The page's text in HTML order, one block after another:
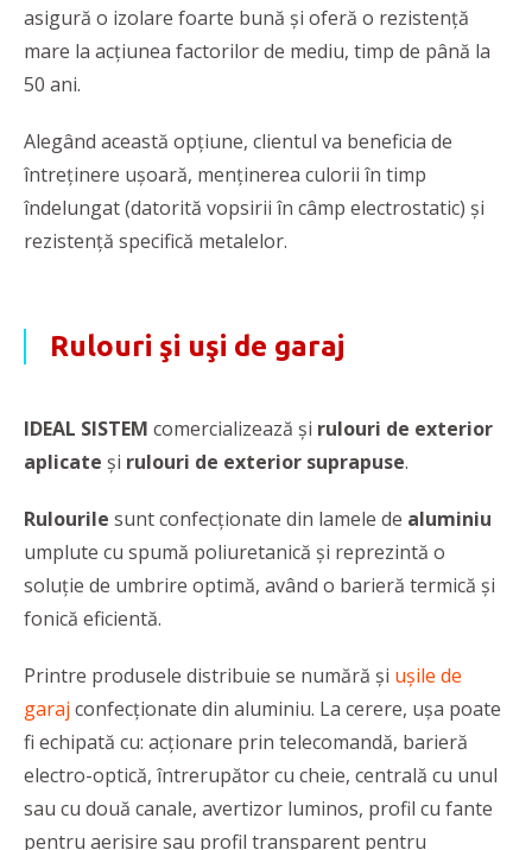
asigură o izolare foarte bună și oferă o rezistență
mare la acțiunea factorilor de mediu, timp de până la
50 ani.
Alegând această opțiune, clientul va beneficia de
întreținere ușoară, menținerea culorii în timp
îndelungat (datorită vopsirii în câmp electrostatic) și
rezistență specifică metalelor.
Rulouri şi uşi de garaj
IDEAL SISTEM comercializează și rulouri de exterior
aplicate și rulouri de exterior suprapuse.
Rulourile sunt confecționate din lamele de aluminiu
umplute cu spumă poliuretanică și reprezintă o
soluţie de umbrire optimă, având o barieră termică și
fonică eficientă.
Printre produsele distribuie se numără și ușile de
garaj confecţionate din aluminiu. La cerere, ușa poate
fi echipată cu: acţionare prin telecomandă, barieră
electro-optică, întrerupător cu cheie, centrală cu unul
sau cu două canale, avertizor luminos, profil cu fante
pentru aerisire sau profil transparent pentru